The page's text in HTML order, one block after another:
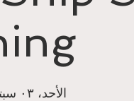
الأحد، ٠٣ سبتمبر